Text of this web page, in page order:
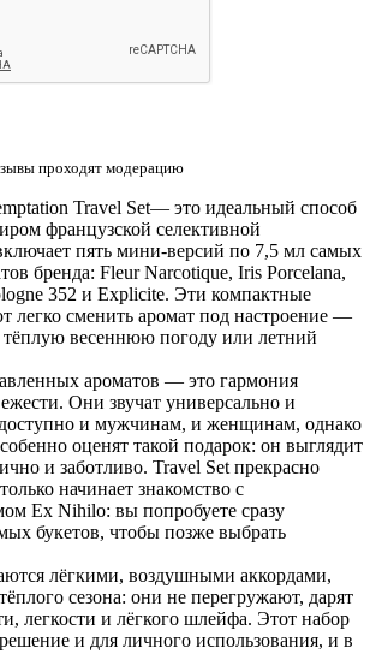
проходят модерацию
Travel Set— это идеальный способ
французской селективной
пять мини-версий по 7,5 мл самых
бренда: Fleur Narcotique, Iris Porcelana,
352 и Explicite. Эти компактные
легко сменить аромат под настроение —
тёплую весеннюю погоду или летний
ароматов — это гармония
Они звучат универсально и
и мужчинам, и женщинам, однако
оценят такой подарок: он выглядит
и заботливо. Travel Set прекрасно
начинает знакомство с
Ex Nihilo: вы попробуете сразу
букетов, чтобы позже выбрать
лёгкими, воздушными аккордами,
сезона: они не перегружают, дарят
легкости и лёгкого шлейфа. Этот набор
и для личного использования, и в